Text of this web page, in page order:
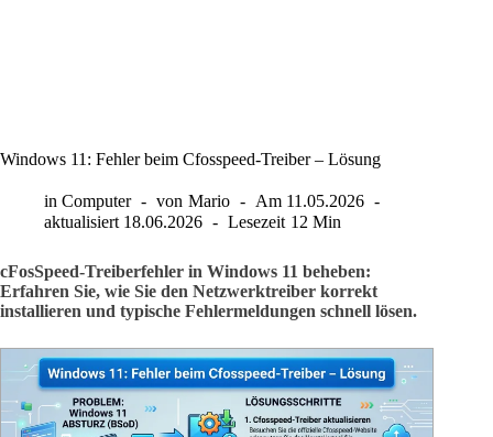
Windows 11: Fehler beim Cfosspeed-Treiber – Lösung
in Computer von Mario Am 11.05.2026
aktualisiert 18.06.2026 Lesezeit 12 Min
cFosSpeed-Treiberfehler in Windows 11 beheben:
Erfahren Sie, wie Sie den Netzwerktreiber korrekt
installieren und typische Fehlermeldungen schnell lösen.